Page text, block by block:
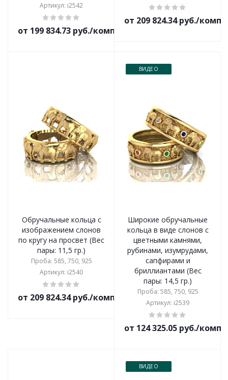
Артикул: i2542
от 199 834.73 руб./комплект
от 209 824.34 руб./
Обручальные кольца с
изображением слонов
по кругу на просвет (Вес
пары: 11,5 гр.)
Проба: 585, 750, 925
Артикул: i2540
от 209 824.34 руб./комплект
ВИДЕО
Широкие обручальные
кольца в виде слонов с
цветными камнями,
рубинами, изумрудами,
сапфирами и
бриллиантами (Вес
пары: 14,5 гр.)
Проба: 585, 750, 925
Артикул: i2539
от 124 325.05 руб./
ВИДЕО